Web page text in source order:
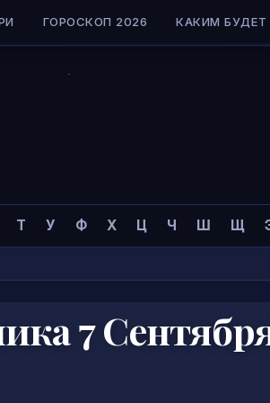
ГОРОСКОП 2026 КАКИМ БУДЕТ
Т У Ф Х Ц Ч Ш Щ
7